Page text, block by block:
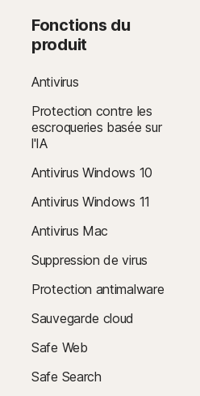
a
t
u
é
s
Fonctions du
produit
Antivirus
Protection contre les
escroqueries basée sur
l'IA
Antivirus Windows 10
Antivirus Windows 11
Antivirus Mac
Suppression de virus
Protection antimalware
Sauvegarde cloud
Safe Web
Safe Search